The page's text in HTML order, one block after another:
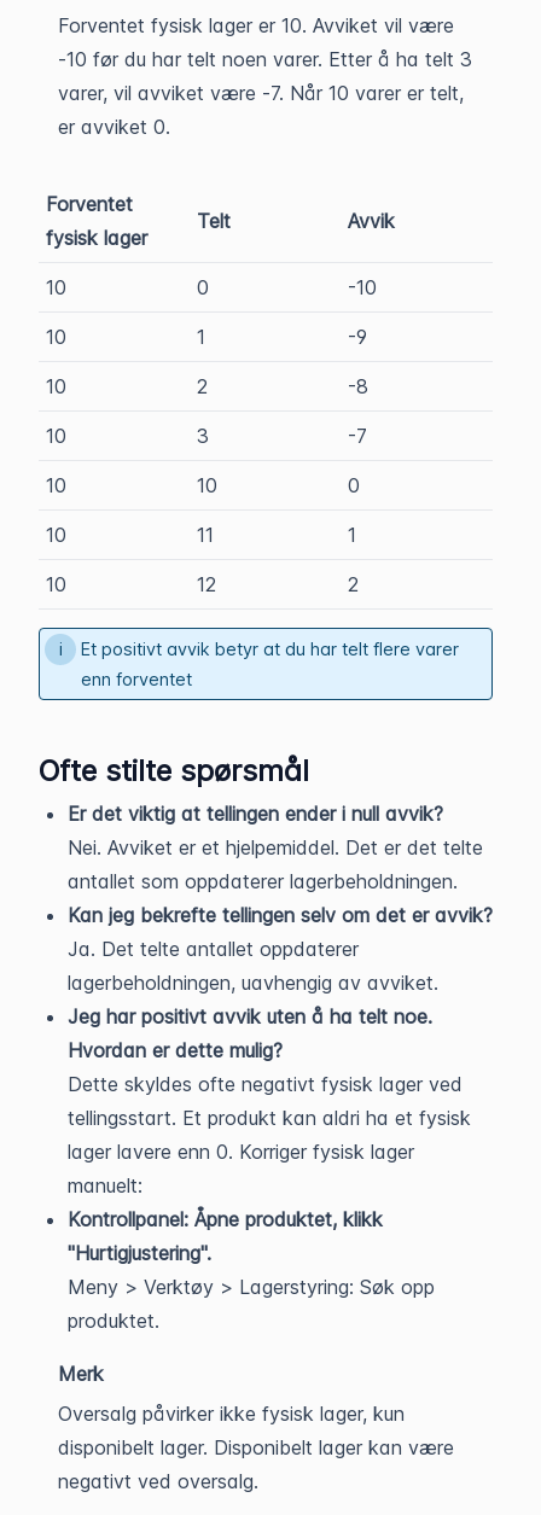
Forventet fysisk lager er 10. Avviket vil være
-10 før du har telt noen varer. Etter å ha telt 3
varer, vil avviket være -7. Når 10 varer er telt,
er avviket 0.
Forventet
fysisk lager
Telt Avvik
10 0 -10
10 1 -9
10 2 -8
10 3 -7
10 10 0
10 11 1
10 12 2
Et positivt avvik betyr at du har telt flere varer
enn forventet
Ofte stilte spørsmål
Er det viktig at tellingen ender i null avvik?
Nei. Avviket er et hjelpemiddel. Det er det telte
antallet som oppdaterer lagerbeholdningen.
Kan jeg bekrefte tellingen selv om det er avvik?
Ja. Det telte antallet oppdaterer
lagerbeholdningen, uavhengig av avviket.
Jeg har positivt avvik uten å ha telt noe.
Hvordan er dette mulig?
Dette skyldes ofte negativt fysisk lager ved
tellingsstart. Et produkt kan aldri ha et fysisk
lager lavere enn 0. Korriger fysisk lager
manuelt:
Kontrollpanel: Åpne produktet, klikk
"Hurtigjustering".
Meny > Verktøy > Lagerstyring: Søk opp
produktet.
Merk
Oversalg påvirker ikke fysisk lager, kun
disponibelt lager. Disponibelt lager kan være
negativt ved oversalg.